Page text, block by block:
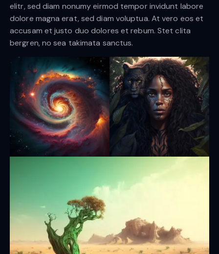
elitr, sed diam nonumy eirmod tempor invidunt labore
dolore magna erat, sed diam voluptua. At vero eos et
accusam et justo duo dolores et rebum. Stet clita
bergren, no sea takimata sanctus.